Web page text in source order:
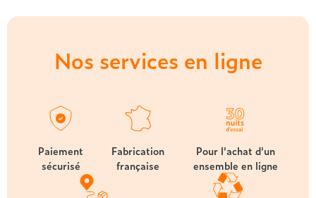
Nos services en ligne
Paiement
sécurisé
Fabrication
française
Pour l'achat d'un
ensemble en ligne